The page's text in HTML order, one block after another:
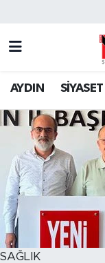
AYDIN SİYASET
SAĞLIK